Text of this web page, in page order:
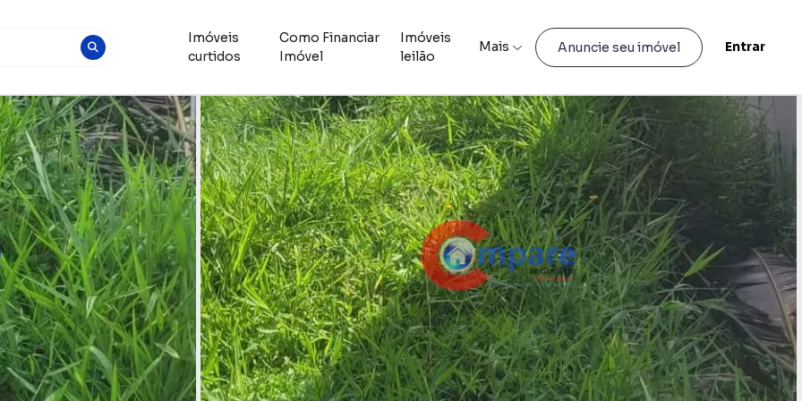
Imóveis
curtidos
Como Financiar
Imóvel
Imóveis
leilão
Mais Anuncie seu imóvel Entrar